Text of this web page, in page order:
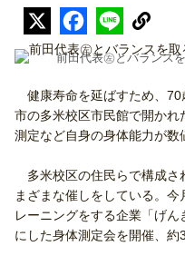
前田代表㊧とバランス
健康寿命を延ばすため、70
市の多米校区市民館で開か
測定など自身の身体能力が数
多米校区の住民らで構成さ
まざまな催しをしている。
レーニングをする企業「げ
にした身体測定会を開催、約